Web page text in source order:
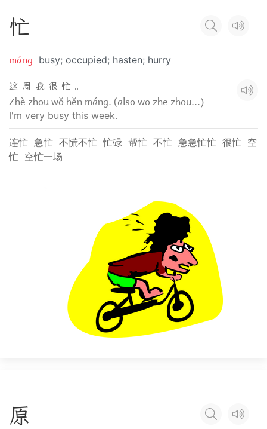
忙
máng busy; occupied; hasten; hurry
这 周 我 很 忙 。
Zhè zhōu wǒ hěn máng. (also wo zhe zhou...)
I'm very busy this week.
连忙 急忙 不慌不忙 忙碌 帮忙 不忙 急急忙忙 很忙 空
忙 空忙一场
原